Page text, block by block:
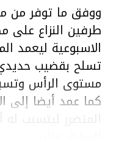
ووفق ما توفر من
طرفين النزاع على
الاسبوعية ليعمد
تسلح بقضيب
مستوى الرأس
كما عمد أيضا إلى
المتضرر ليتسبب